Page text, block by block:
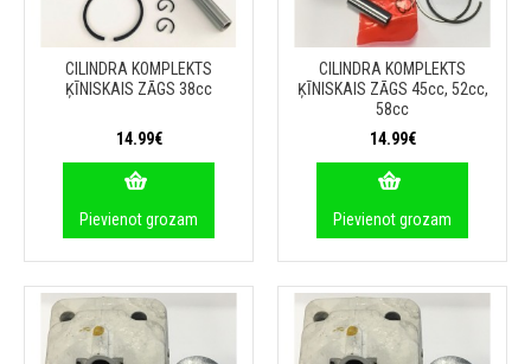
CILINDRA KOMPLEKTS
ĶĪNISKAIS ZĀGS 38cc
14.99€
Pievienot grozam
CILINDRA KOMPLEKTS
ĶĪNISKAIS ZĀGS 45cc, 52cc,
58cc
14.99€
Pievienot grozam